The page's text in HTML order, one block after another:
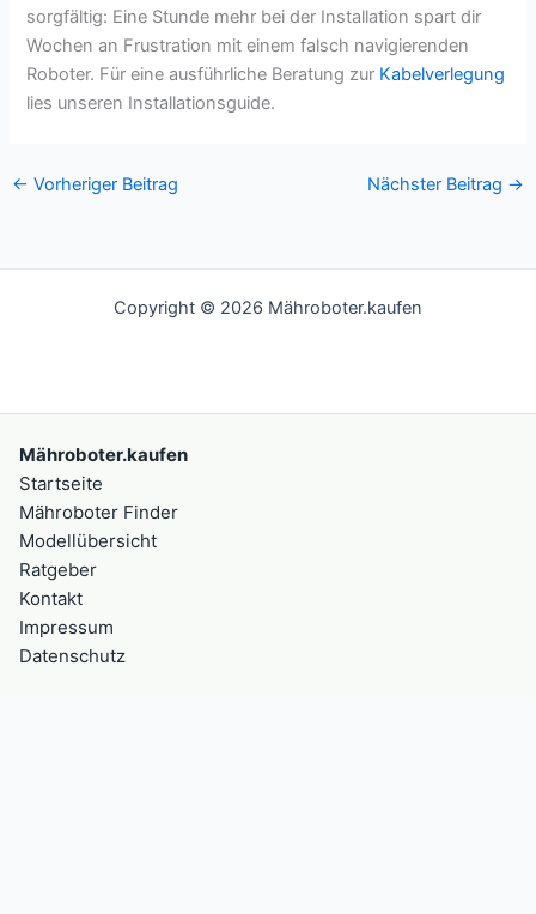
sorgfältig: Eine Stunde mehr bei der Installation spart dir
Wochen an Frustration mit einem falsch navigierenden
Roboter. Für eine ausführliche Beratung zur Kabelverlegung
lies unseren Installationsguide.
← Vorheriger Beitrag Nächster Beitrag →
Copyright © 2026 Mähroboter.kaufen
Mähroboter.kaufen
Startseite
Mähroboter Finder
Modellübersicht
Ratgeber
Kontakt
Impressum
Datenschutz